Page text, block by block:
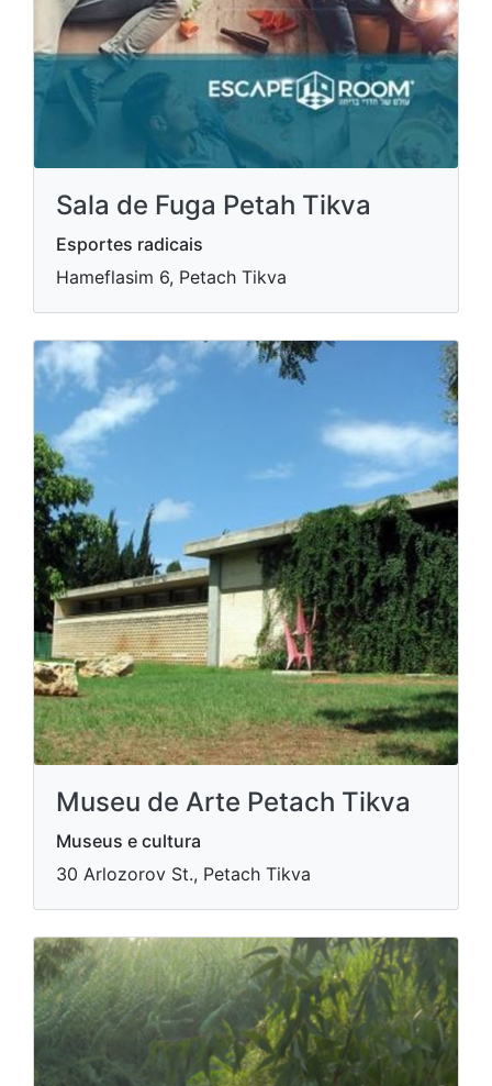
Sala de Fuga Petah Tikva
Esportes radicais
Hameflasim 6, Petach Tikva
Museu de Arte Petach Tikva
Museus e cultura
30 Arlozorov St., Petach Tikva